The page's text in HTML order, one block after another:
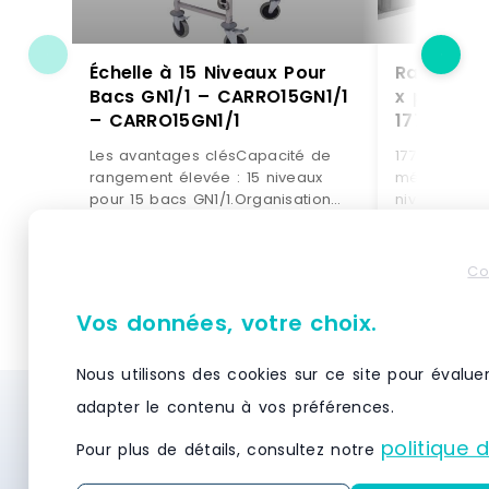
Échelle à 15 Niveaux Pour
Bacs GN1/1 – CARRO15GN1/1
– CARRO15GN1/1
Les avantages clésCapacité de
rangement élevée : 15 niveaux
pour 15 bacs GN1/1.Organisation
professionnelle.Meilleure
stockage et rotation des bacs
simplifiés.Solution idéale pour la
mise en place et la gestion des
productions en série.Utilisation
recommandéeL'échelle
CARRO15GN1/1 est parfaite pour
x p.500
1777503
1777503 -
métallique
niveaux
Besoin d’un système de stockage et de
rayonnage ? Demandez des devis
Vos données, votre choix.
Nous utilisons des cookies sur ce site pour
adapter le contenu à vos préférences.
Pour plus de détails, consultez notre politique